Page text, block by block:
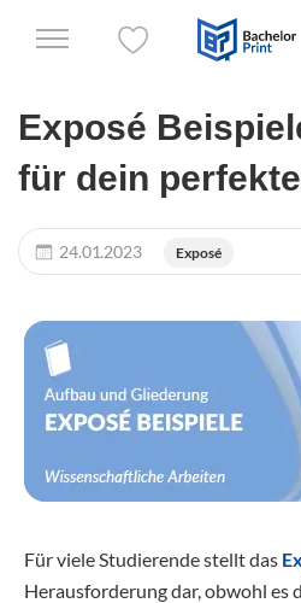
Exposé
für dein
24.01.2023 Exposé
Für viele Studierende stellt das
Herausforderung dar, obwohl es